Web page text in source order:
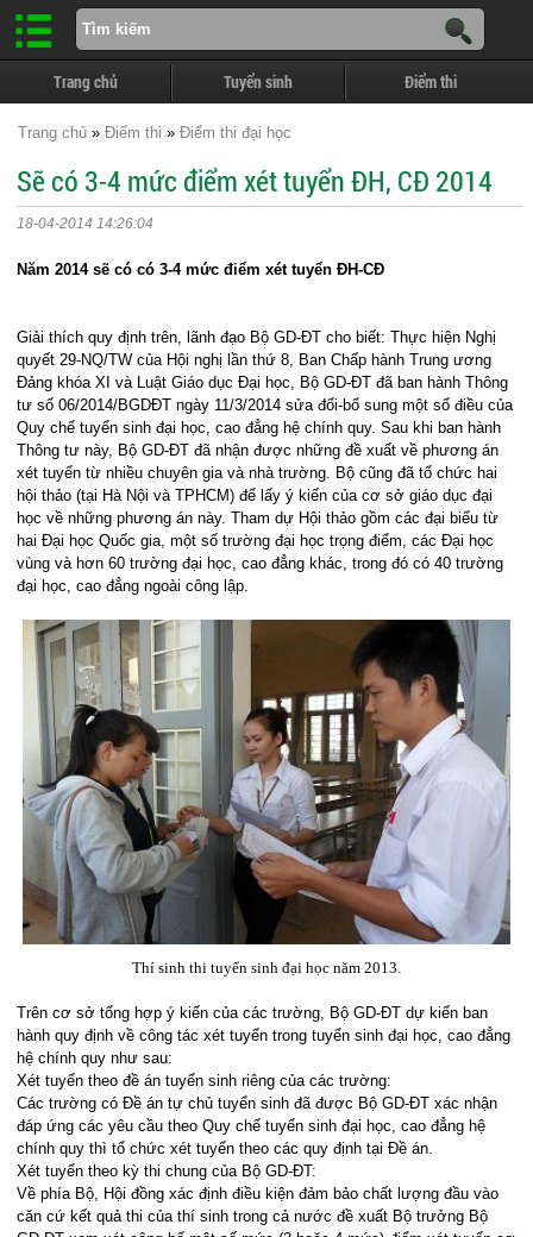
Trang chủ Tuyển sinh Điểm thi
Trang chủ » Điểm thi » Điểm thi đại học
Sẽ có 3-4 mức điểm xét tuyển ĐH, CĐ 2014
18-04-2014 14:26:04
Năm 2014 sẽ có có 3-4 mức điểm xét tuyển ĐH-CĐ
Giải thích quy định trên, lãnh đạo Bộ GD-ĐT cho biết: Thực hiện Nghị
quyết 29-NQ/TW của Hội nghị lần thứ 8, Ban Chấp hành Trung ương
Đảng khóa XI và Luật Giáo dục Đại học, Bộ GD-ĐT đã ban hành Thông
tư số 06/2014/BGDĐT ngày 11/3/2014 sửa đổi-bổ sung một số điều của
Quy chế tuyển sinh đại học, cao đẳng hệ chính quy. Sau khi ban hành
Thông tư này, Bộ GD-ĐT đã nhận được những đề xuất về phương án
xét tuyển từ nhiều chuyên gia và nhà trường. Bộ cũng đã tổ chức hai
hội thảo (tại Hà Nội và TPHCM) để lấy ý kiến của cơ sở giáo dục đại
học về những phương án này. Tham dự Hội thảo gồm các đại biểu từ
hai Đại học Quốc gia, một số trường đại học trọng điểm, các Đại học
vùng và hơn 60 trường đại học, cao đẳng khác, trong đó có 40 trường
đại học, cao đẳng ngoài công lập.
Thí sinh thi tuyển sinh đại học năm 2013.
Trên cơ sở tổng hợp ý kiến của các trường, Bộ GD-ĐT dự kiến ban
hành quy định về công tác xét tuyển trong tuyển sinh đại học, cao đẳng
hệ chính quy như sau:
Xét tuyển theo đề án tuyển sinh riêng của các trường:
Các trường có Đề án tự chủ tuyển sinh đã được Bộ GD-ĐT xác nhận
đáp ứng các yêu cầu theo Quy chế tuyển sinh đại học, cao đẳng hệ
chính quy thì tổ chức xét tuyển theo các quy định tại Đề án.
Xét tuyển theo kỳ thi chung của Bộ GD-ĐT:
Về phía Bộ, Hội đồng xác định điều kiện đảm bảo chất lượng đầu vào
căn cứ kết quả thi của thí sinh trong cả nước đề xuất Bộ trưởng Bộ